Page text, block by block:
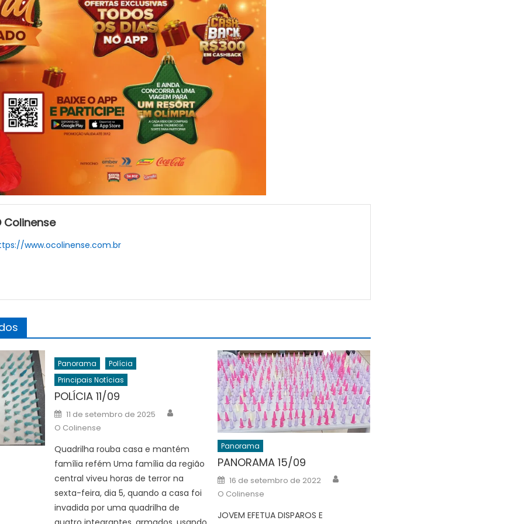
Colinense
www.ocolinense.com.br
Panorama
Polícia
Principais Notícias
POLÍCIA 11/09
Posted
on
11 de setembro de 2025
O Colinense
Quadrilha rouba casa e mantém
família refém Uma família da região
central viveu horas de terror na
sexta-feira, dia 5, quando a casa foi
invadida por uma quadrilha de
Panorama
PANORAMA 15/09
Posted
on
16 de setembro de 2022
O Colinense
JOVEM EFETUA DISPAROS E